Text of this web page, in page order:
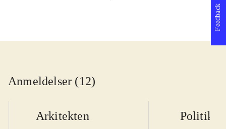
Anmeldelser (12)
Arkitekten Politiken
Feedback